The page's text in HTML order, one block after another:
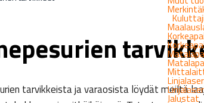
Jalustat
tarvikkeista ja varaosista löydät meiltä